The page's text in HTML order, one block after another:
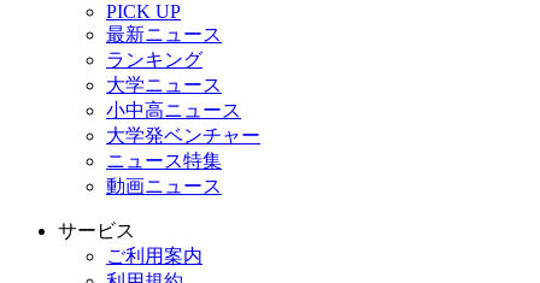
PICK UP
最新ニュース
ランキング
大学ニュース
小中高ニュース
大学発ベンチャー
ニュース特集
動画ニュース
サービス
ご利用案内